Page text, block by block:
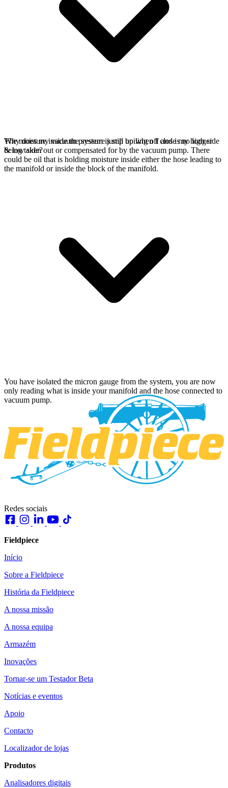
The moisture inside the system is still boiling off and is no longer
being taken out or compensated for by the vacuum pump. There
could be oil that is holding moisture inside either the hose leading to
the manifold or inside the block of the manifold.
Why does my vacuum pressure jump up when I close my high side
& low side?
You have isolated the micron gauge from the system, you are now
only reading what is inside your manifold and the hose connected to
vacuum pump.
Redes sociais
Fieldpiece
Início
Sobre a Fieldpiece
História da Fieldpiece
A nossa missão
A nossa equipa
Armazém
Inovações
Tornar-se um Testador Beta
Notícias e eventos
Apoio
Contacto
Localizador de lojas
Produtos
Analisadores digitais